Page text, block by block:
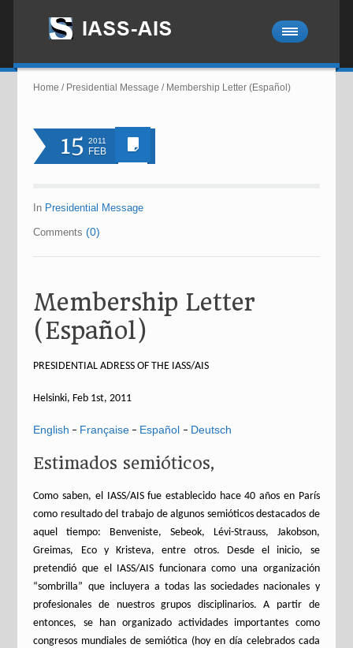
Home / Presidential Message / Membership Letter (Español)
15 2011
FEB
In Presidential Message
Comments(0)
Membership Letter
(Español)
PRESIDENTIAL ADRESS OF THE IASS/AIS
Helsinki, Feb 1st, 2011
English – Française – Español – Deutsch
Estimados semióticos,
Como saben, el IASS/AIS fue establecido hace 40 años en París
como resultado del trabajo de algunos semióticos destacados de
aquel tiempo: Benveniste, Sebeok, Lévi-Strauss, Jakobson,
Greimas, Eco y Kristeva, entre otros. Desde el inicio, se
pretendió que el IASS/AIS funcionara como una organización
“sombrilla” que incluyera a todas las sociedades nacionales y
profesionales de nuestros grupos disciplinarios. A partir de
entonces, se han organizado actividades importantes como
congresos mundiales de semiótica (hoy en día celebrados cada